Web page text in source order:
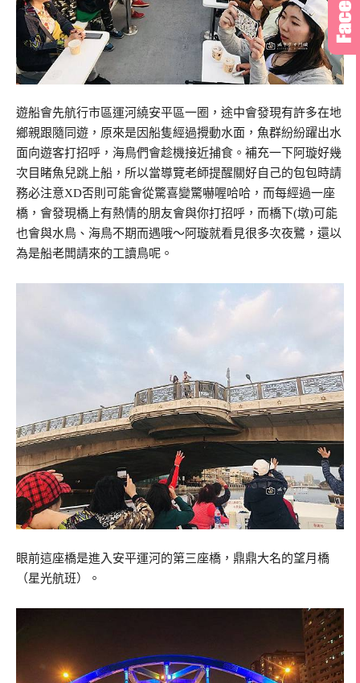
遊船會先航行市區運河繞安平區一圈，途中會發現有許多在地
鄉親跟隨同遊，原來是因船隻經過攪動水面，魚群紛紛躍出水
面向遊客打招呼，海鳥們會趁機接近捕食。補充一下阿璇好幾
次目睹魚兒跳上船，所以當導覽老師提醒關好自己的包包時請
務必注意XD否則可能會從驚喜變驚嚇喔哈哈，而每經過一座
橋，會發現橋上有熱情的朋友會與你打招呼，而橋下(墩)可能
也會與水鳥、海鳥不期而遇哦～阿璇就看見很多次夜鷺，還以
為是船老闆請來的工讀鳥呢。
眼前這座橋是進入安平運河的第三座橋，鼎鼎大名的望月橋
（星光航班）。